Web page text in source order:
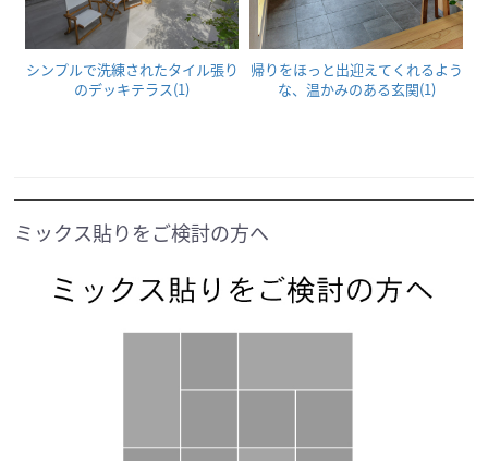
シンプルで洗練されたタイル張り
のデッキテラス(1)
帰りをほっと出迎えてくれるよう
な、温かみのある玄関(1)
ミックス貼りをご検討の方へ